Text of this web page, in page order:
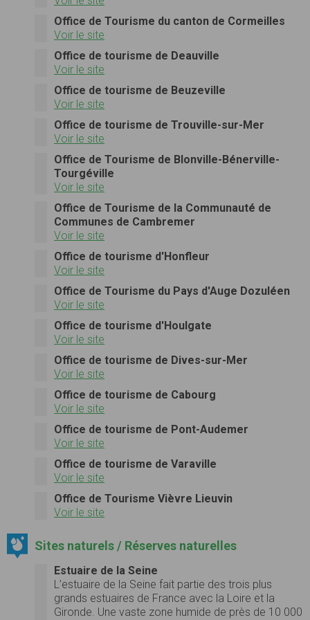
Office de Tourisme du canton de Cormeilles
Voir le site
Office de tourisme de Deauville
Voir le site
Office de tourisme de Beuzeville
Voir le site
Office de tourisme de Trouville-sur-Mer
Voir le site
Office de Tourisme de Blonville-Bénerville-
Tourgéville
Voir le site
Office de Tourisme de la Communauté de
Communes de Cambremer
Voir le site
Office de tourisme d'Honfleur
Voir le site
Office de Tourisme du Pays d'Auge Dozuléen
Voir le site
Office de tourisme d'Houlgate
Voir le site
Office de tourisme de Dives-sur-Mer
Voir le site
Office de tourisme de Cabourg
Voir le site
Office de tourisme de Pont-Audemer
Voir le site
Office de tourisme de Varaville
Voir le site
Office de Tourisme Vièvre Lieuvin
Voir le site
Sites naturels / Réserves naturelles
Estuaire de la Seine
L’estuaire de la Seine fait partie des trois plus
grands estuaires de France avec la Loire et la
Gironde. Une vaste zone humide de près de 10 000